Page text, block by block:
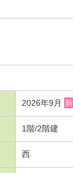
2026年9月
1階/2階建
西